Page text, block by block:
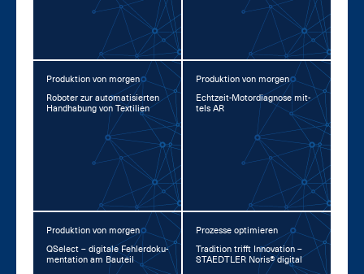
Produktion von morgen
Ro­bo­ter zur au­to­ma­ti­sier­ten
Hand­ha­bung von Tex­ti­li­en
Produktion von morgen
Echt­zeit-Mo­tor­dia­gno­se mit­
tels AR
Produktion von morgen
QSelect – di­gi­ta­le Feh­ler­do­ku­
men­ta­ti­on am Bau­teil
Prozesse optimieren
Tra­di­ti­on trifft In­no­va­ti­on –
STA­EDT­LER No­ris® di­gi­tal